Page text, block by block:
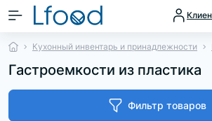
Кухонный инвентарь и принадлежности
Гастроемкости из пластика
Фильтр товаров